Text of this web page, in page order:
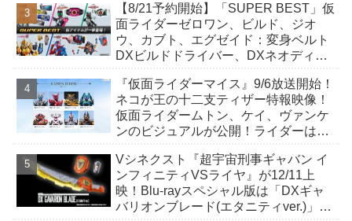
んも変身！
【8/21予約開始】「SUPER BEST」仮
面ライダーゼロワン、ビルド、ジオ
ウ、カブト、エグゼイド：変身ベルト
DXビルドドライバー、DXネオディケ
か12点！
『仮面ライダーマイス』9/6放送開始！
ネコが王の十二支ティザー特報映像！
仮面ライダームトン、ケイ、ヴァンケ
ンのビジュアルが公開！ライダーは子
Vシネクスト『超宇宙刑事ギャバン イ
ンフィニティVSライヤ』が12/11上
映！Blu-rayスペシャル版は「DXギャ
バリオンブレード(エタニティver.)」